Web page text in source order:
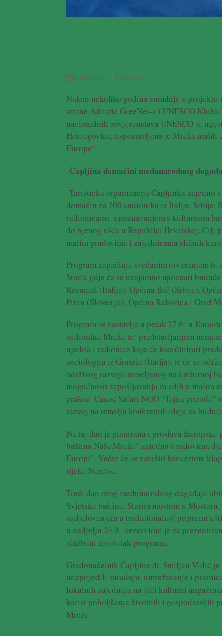
26/09/2019 Novosti
Nakon nekoliko godina suradnje u
strane Adriatic GreeNet-a i UNESCO
nacionalnih povjerenstava UNESCO-a,
Hercegovine, uspostavljena je Mreža
Europe“.
Čapljina domaćini međunarodnog
Turistička organizacija Čapljinka zajedno
domaćin za 200 sudionika iz Italije, Srbije,
radionicama, upoznavanjem s kulturnom
do njenog ušća u Republici Hrvatskoj. Cilj
malim gradovima i zajednicama sličnih
Program započinje svečanim otvaranjem
Storia gdje će se uzajamno upoznati
Recanati (Italija), Općina Bač (Srbija),
Piran (Slovenija), Općina Rakovica i Grad
Program se nastavlja u petak 27.6 u
sudionike Mreže te predstavljanjem
ujedno i radionice koje će koordinirati
sociologiju iz Gorizie (Italija), te će se
održivog razvoja temeljenog na kulturnoj
mogućnosti zapošljavanja mladih u malim
prakse: Canoe Safari NGO “Tajna
razvoj na temelju konkretnih ideja za
Na taj dan je planirana i proslava
baština Naše Mreže” zajedno s radovima
Europi”. Večer će se završiti koncertom
rijeke Neretve.
Treći dan ovog međunarodnog događaja
Svjetske baštine, Starim mostom u
sudjelovanjem u tradicionalnoj pripremi
u nedjelju 29.9. rezerviran je za
službeni završetak programa.
Gradonačelnik Čapljine dr. Smiljan Vidić
unaprijedili suradnju, umrežavanje i
lokalnih zajednica na jači kulturni
korist poboljšanja životnih i gospodarskih
Mreže.